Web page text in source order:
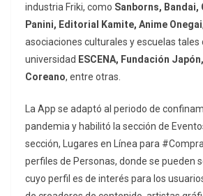
industria Friki, como Sanborns, Bandai,
Panini, Editorial Kamite, Anime Onegai
asociaciones culturales y escuelas tales
universidad ESCENA, Fundación
Coreano, entre otras.
La App se adaptó al periodo de
pandemia y habilitó la sección de
sección, Lugares en Línea para
perfiles de Personas, donde se pueden
cuyo perfil es de interés para los